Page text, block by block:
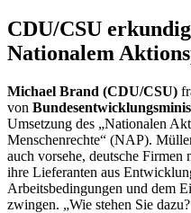
CDU/CSU
Nationalem
Michael Brand (CDU/CSU)
von
Umsetzung des „Nationalen
Menschenrechte“ (NAP).
auch vorsehe, deutsche Firmen
ihre Lieferanten aus
Arbeitsbedingungen und dem
zwingen. „Wie stehen Sie